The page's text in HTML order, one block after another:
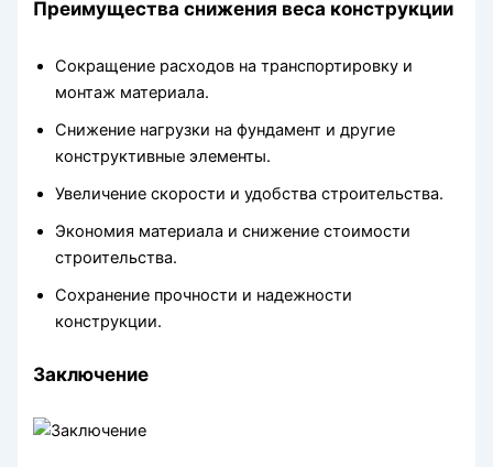
Преимущества снижения веса конструкции
Сокращение расходов на транспортировку и
монтаж материала.
Снижение нагрузки на фундамент и другие
конструктивные элементы.
Увеличение скорости и удобства строительства.
Экономия материала и снижение стоимости
строительства.
Сохранение прочности и надежности
конструкции.
Заключение